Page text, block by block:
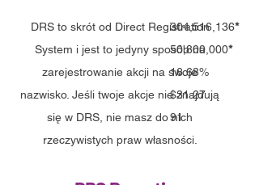
DRS to skrót od Direct Registration
System i jest to jedyny sposób na
zarejestrowanie akcji na swoje
nazwisko. Jeśli twoje akcje nie znajdują
się w DRS, nie masz do nich
rzeczywistych praw własności.
304,516,136*
50,800,000*
16.68%
$31.27
91